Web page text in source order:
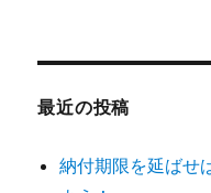
最近の投稿
納付期限を延ばせ